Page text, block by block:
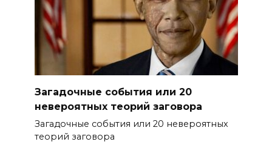
Загадочные события или 20
невероятных теорий заговора
Загадочные события или 20 невероятных
теорий заговора